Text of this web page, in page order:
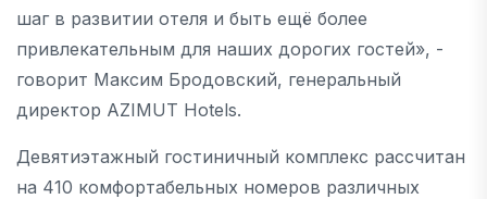
шаг в развитии отеля и быть ещё более
привлекательным для наших дорогих гостей», -
говорит Максим Бродовский, генеральный
директор AZIMUT Hotels.
Девятиэтажный гостиничный комплекс рассчитан
на 410 комфортабельных номеров различных